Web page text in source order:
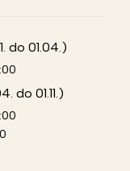
do 01.04.)
do 01.11.)